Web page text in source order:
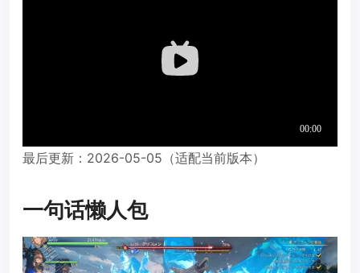
最后更新：2026-05-05（适配当前版本）
一句话懒人包